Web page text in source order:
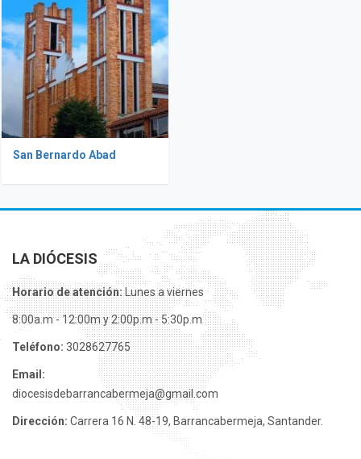
San Bernardo Abad
LA DIÓCESIS
Horario de atención:Lunes a viernes
8:00a.m - 12:00m y 2:00p.m - 5:30p.m
Teléfono: 3028627765
Email:
diocesisdebarrancabermeja@gmail.com
Dirección: Carrera 16 N. 48-19, Barrancabermeja, Santander.